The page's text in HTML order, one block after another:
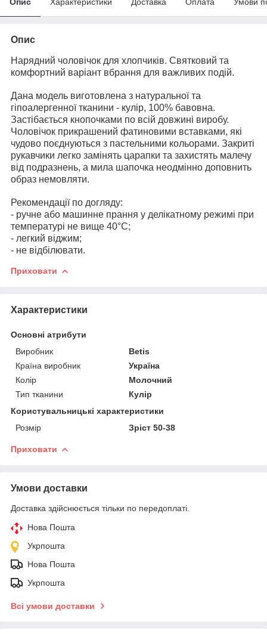
Опис
Нарядний чоловічок для хлопчиків. Святковий та
комфортний варіант вбрання для важливих подій.
Дана модель виготовлена з натуральної та
гіпоалергенної тканини - кулір, 100% бавовна.
Застібається кнопочками по всій довжині виробу.
Чоловічок прикрашений фатиновими вставками, які
чудово поєднуються з пастельними кольорами. Закриті
рукавчики легко замінять царапки та захистять малечу
від подразнень, а мила шапочка неодмінно доповнить
образ немовляти.
Рекомендації по догляду:
- ручне або машинне прання у делікатному режимі при
температурі не вище 40°С;
- легкий віджим;
- не відбілювати.
Приховати
Характеристики
Основні атрибути
Виробник
Betis
Країна виробник
Україна
Колір
Молочний
Тип тканини
Кулір
Користувальницькі характеристики
Розмір
Зріст 50-38
Приховати
Умови доставки
Доставка здійснюється тільки по передоплаті.
Нова Пошта
Укрпошта
Нова Пошта
Укрпошта
Всі умови доставки